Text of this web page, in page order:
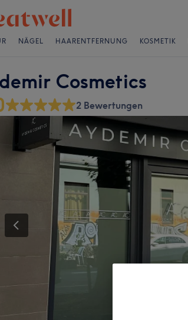
NÄGEL HAARENTFERNUNG KOSMETIK
Cosmetics
2 Bewertungen